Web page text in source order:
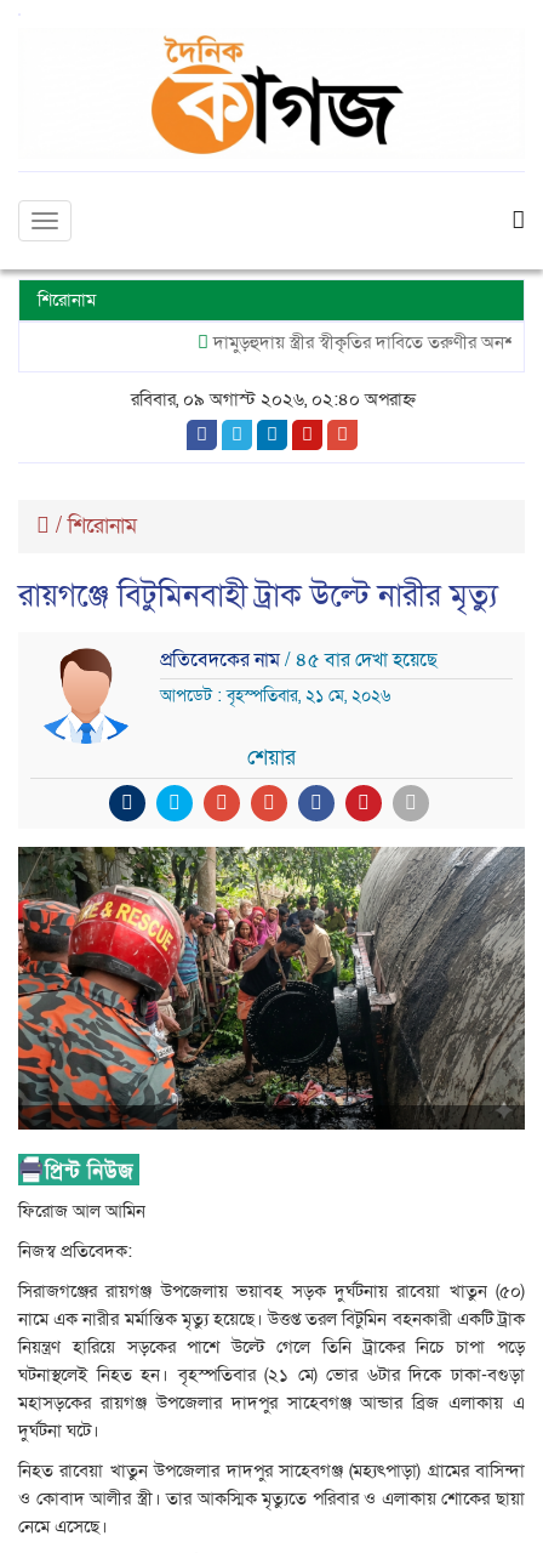
Toggle
শিরোনাম
দামুড়হুদায় স্ত্রীর স্বীকৃতির দাবিতে তরুণীর
রবিবার, ০৯ অগাস্ট ২০২৬, ০২:৪০ অপরাহ্ন
/শিরোনাম
রায়গঞ্জে বিটুমিনবাহী ট্রাক উল্টে নারীর মৃত্যু
প্রতিবেদকের নাম/ ৪৫ বার দেখা হয়েছে
আপডেট : বৃহস্পতিবার, ২১ মে, ২০২৬
শেয়ার
ফিরোজ আল আমিন
নিজস্ব প্রতিবেদক:
সিরাজগঞ্জের রায়গঞ্জ উপজেলায় ভয়াবহ সড়ক দুর্ঘটনায় রাবেয়া খাতুন (৫০)
নামে এক নারীর মর্মান্তিক মৃত্যু হয়েছে। উত্তপ্ত তরল বিটুমিন বহনকারী একটি ট্রাক
নিয়ন্ত্রণ হারিয়ে সড়কের পাশে উল্টে গেলে তিনি ট্রাকের নিচে চাপা পড়ে
ঘটনাস্থলেই নিহত হন। বৃহস্পতিবার (২১ মে) ভোর ৬টার দিকে ঢাকা-বগুড়া
মহাসড়কের রায়গঞ্জ উপজেলার দাদপুর সাহেবগঞ্জ আন্ডার ব্রিজ এলাকায় এ
দুর্ঘটনা ঘটে।
নিহত রাবেয়া খাতুন উপজেলার দাদপুর সাহেবগঞ্জ (মহ্যৎপাড়া) গ্রামের বাসিন্দা
ও কোবাদ আলীর স্ত্রী। তার আকস্মিক মৃত্যুতে পরিবার ও এলাকায় শোকের ছায়া
নেমে এসেছে।